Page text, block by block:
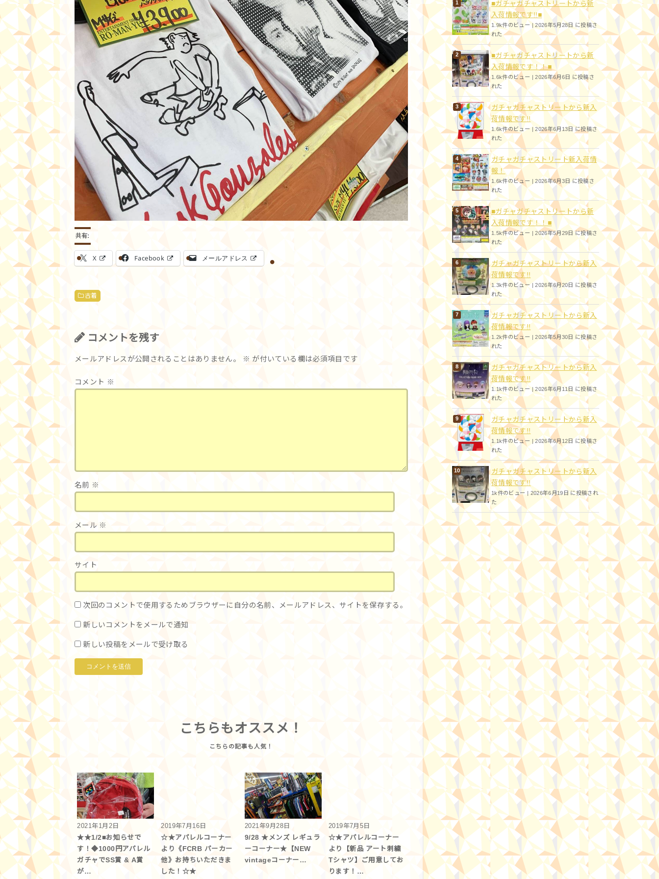
共有:
X Facebook メールアドレス
古着
コメントを残す
メールアドレスが公開されることはありません。 ※ が付いている欄は必須項目です
コメント ※
名前 ※
メール ※
サイト
次回のコメントで使用するためブラウザーに自分の名前、メールアドレス、サイトを保存する。
新しいコメントをメールで通知
新しい投稿をメールで受け取る
こちらもオススメ！
2021年1月2日
★★1/2■お知らせで
す！◆1000円アパレル
ガチャでSS賞 & A賞
が…
2019年7月16日
☆★アパレルコーナー
より《FCRB パーカー
他》お持ちいただきま
した！☆★
2021年9月28日
9/28 ★メンズ レギュラ
ーコーナー★【NEW
vintageコーナー…
2019年7月5日
☆★アパレルコーナー
より【新品 アート刺繍
Tシャツ】ご用意してお
ります！…
■ガチャガチャストリートから新
入荷情報です!!■
1.9k件のビュー|2026年5月28日 に投稿さ
れた
■ガチャガチャストリートから新
入荷情報です！！■
1.6k件のビュー |2026年6月6日 に投稿さ
れた
ガチャガチャストリートから新入
荷情報です!!
1.6k件のビュー|2026年6月13日 に投稿さ
れた
ガチャガチャストリート新入荷情
報！
1.6k件のビュー |2026年6月3日 に投稿さ
れた
■ガチャガチャストリートから新
入荷情報です！！■
1.5k件のビュー |2026年5月29日 に投稿さ
れた
ガチャガチャストリートから新入
荷情報です!!
1.3k件のビュー|2026年6月20日 に投稿さ
れた
ガチャガチャストリートから新入
荷情報です!!
1.2k件のビュー |2026年5月30日 に投稿さ
れた
ガチャガチャストリートから新入
荷情報です!!
1.1k件のビュー|2026年6月11日 に投稿さ
れた
ガチャガチャストリートから新入
荷情報です!!
1.1k件のビュー |2026年6月12日 に投稿さ
れた
ガチャガチャストリートから新入
荷情報です!!
1k件のビュー |2026年6月19日 に投稿され
た